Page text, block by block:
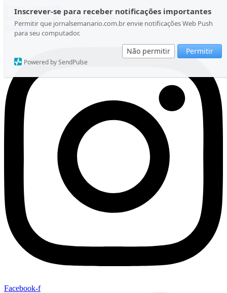
Inscrever-se para receber notificações importantes
Permitir que jornalsemanario.com.br envie notificações Web Push
para seu computador.
Não permitir Permitir
Powered by SendPulse
Ir para o conteúdo
Sexta-feira, 07 de Agosto de 2026
Instagram
Facebook-f